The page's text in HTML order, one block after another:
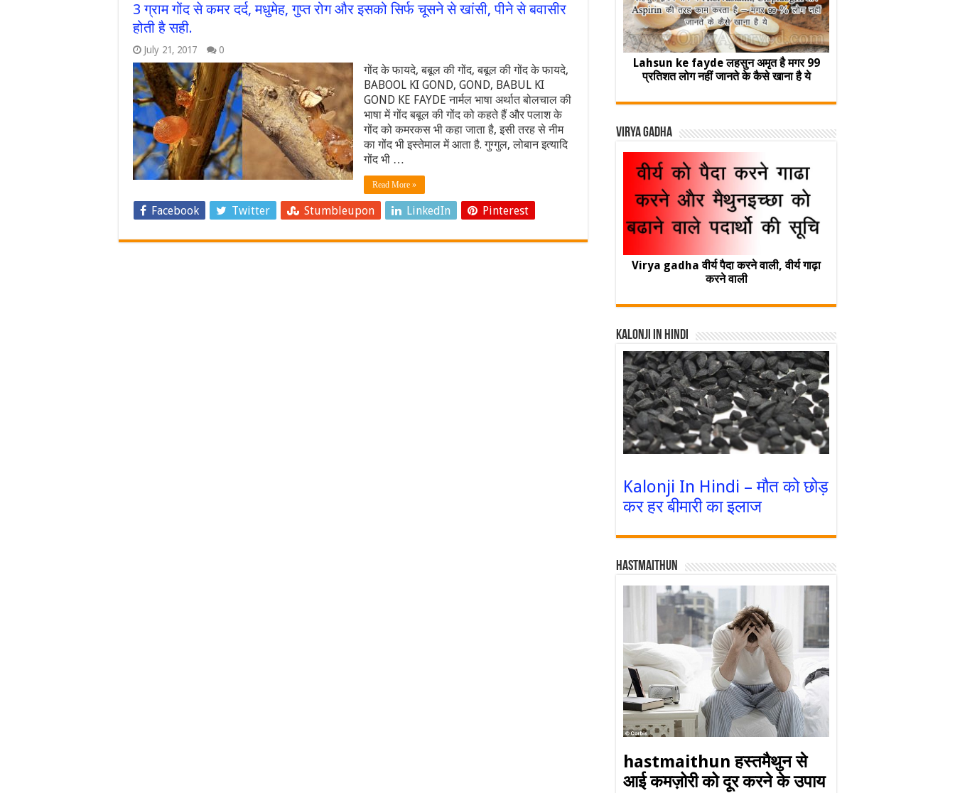
3 ग्राम गोंद से कमर दर्द, मधुमेह, गुप्त रोग और इसको सिर्फ चूसने से खांसी, पीने से बवासीर
होती है सही.
July 21, 2017 0
गोंद के फायदे, बबूल की गोंद, बबूल की गोंद के फायदे,
BABOOL KI GOND, GOND, BABUL KI
GOND KE FAYDE नार्मल भाषा अर्थात बोलचाल की
भाषा में गोंद बबूल की गोंद को कहते हैं और पलाश के
गोंद को कमरकस भी कहा जाता है, इसी तरह से नीम
का गोंद भी इस्तेमाल में आता है. गुग्गुल, लोबान इत्यादि
गोंद भी …
Read More »
Facebook Twitter Stumbleupon LinkedIn Pinterest
Lahsun ke fayde लहसुन अमृत है मगर 99
प्रतिशत लोग नहीं जानते के कैसे खाना है ये
Virya Gadha
Virya gadha वीर्य पैदा करने वाली, वीर्य गाढ़ा
करने वाली
Kalonji In Hindi
Kalonji In Hindi – मौत को छोड़
कर हर बीमारी का इलाज
Hastmaithun
hastmaithun हस्तमैथुन से
आई कमज़ोरी को दूर करने के उपाय